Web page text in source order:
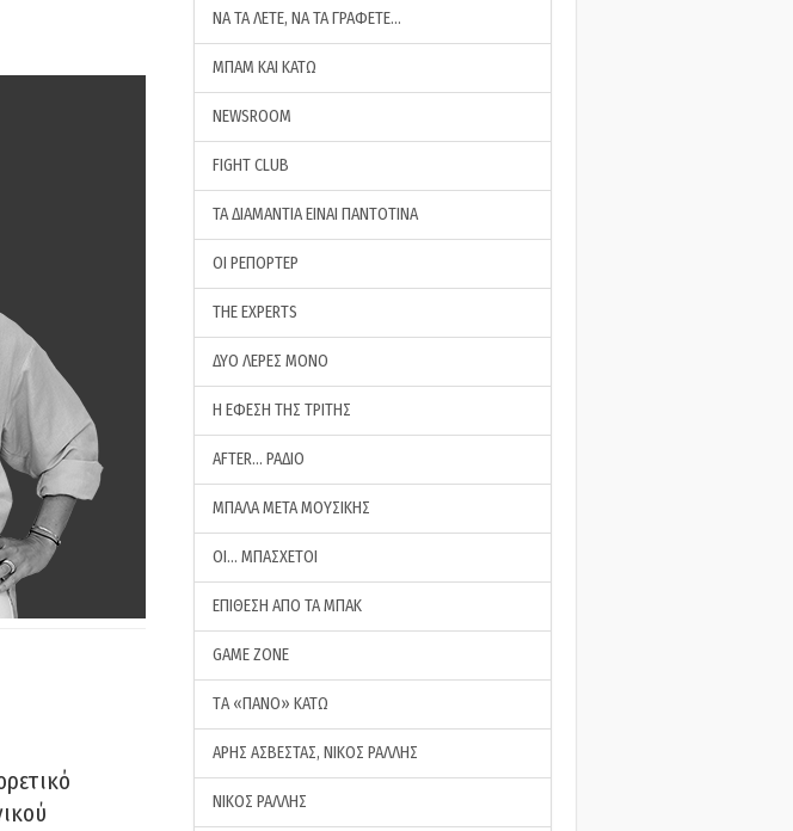
ΝΑ ΤΑ ΛΕΤΕ, ΝΑ ΤΑ ΓΡΑΦΕΤΕ…
ΜΠΑΜ ΚΑΙ ΚΑΤΩ
NEWSROOM
FIGHT CLUB
ΤΑ ΔΙΑΜΑΝΤΙΑ ΕΙΝΑΙ ΠΑΝΤΟΤΙΝΑ
ΟΙ ΡΕΠΟΡΤΕΡ
THE EXPERTS
ΔΥΟ ΛΕΡΕΣ ΜΟΝΟ
Η ΕΦΕΣΗ ΤΗΣ ΤΡΙΤΗΣ
AFTER… ΡΑΔΙΟ
ΜΠΑΛΑ ΜΕΤΑ ΜΟΥΣΙΚΗΣ
ΟΙ… ΜΠΑΣΧΕΤΟΙ
ΕΠΙΘΕΣΗ ΑΠΟ ΤΑ ΜΠΑΚ
GAME ZONE
ΤA «ΠΑΝΟ» ΚΑΤΩ
ΑΡΗΣ ΑΣΒΕΣΤΑΣ, ΝΙΚΟΣ ΡΑΛΛΗΣ
ΝΙΚΟΣ ΡΑΛΛΗΣ